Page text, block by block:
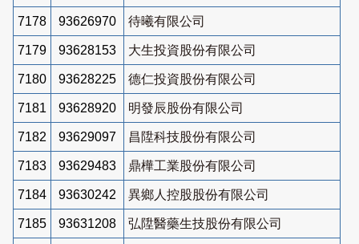
7178 93626970 待曦有限公司
7179 93628153 大生投資股份有限公司
7180 93628225 德仁投資股份有限公司
7181 93628920 明發辰股份有限公司
7182 93629097 昌陞科技股份有限公司
7183 93629483 鼎樺工業股份有限公司
7184 93630242 異鄉人控股股份有限公司
7185 93631208 弘陞醫藥生技股份有限公司